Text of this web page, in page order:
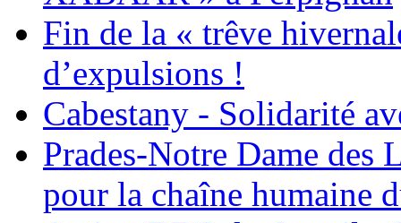
Fin de la « trêve
d’expulsions !
Cabestany - Solidarité
Prades-Notre Dame des
pour la chaîne humaine